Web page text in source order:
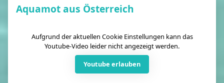
Aquamot aus Österreich
Aufgrund der aktuellen Cookie Einstellungen kann das
Youtube-Video leider nicht angezeigt werden.
Youtube erlauben